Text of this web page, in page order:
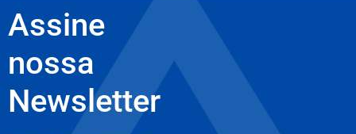
Assine
nossa
Newsletter